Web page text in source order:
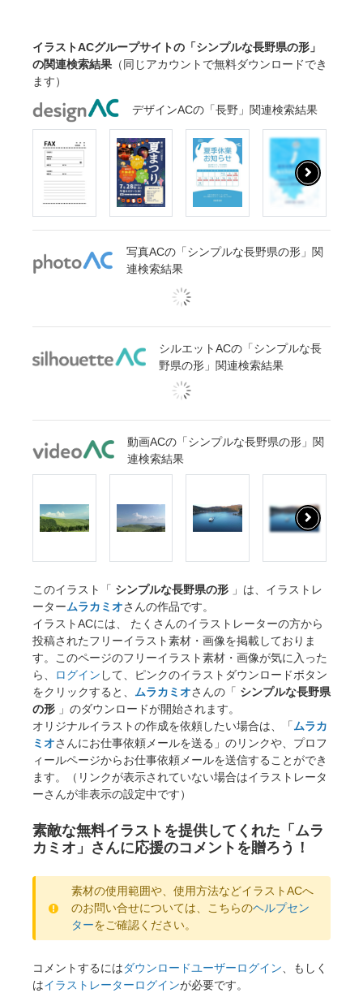
イラストACグループサイトの「シンプルな長野県の形」
の関連検索結果 （同じアカウントで無料ダウンロードでき
ます）
デザインACの「長野」関連検索結果
写真ACの「シンプルな長野県の形」関
連検索結果
シルエットACの「シンプルな長
野県の形」関連検索結果
動画ACの「シンプルな長野県の形」関
連検索結果
このイラスト「 シンプルな長野県の形 」は、イラストレ
ータームラカミオさんの作品です。
イラストACには、 たくさんのイラストレーターの方から
投稿されたフリーイラスト素材・画像を掲載しておりま
す。このページのフリーイラスト素材・画像が気に入った
ら、
ログイン して、ピンクのイラストダウンロードボタン
をクリックすると、 ムラカミオさんの「 シンプルな長野県
の形 」のダウンロードが開始されます。
オリジナルイラストの作成を依頼したい場合は、「ムラカ
ミオさんにお仕事依頼メールを送る」のリンクや、プロフ
ィールページからお仕事依頼メールを送信することができ
ます。（リンクが表示されていない場合はイラストレータ
ーさんが非表示の設定中です）
素敵な無料イラストを提供してくれた「ムラ
カミオ」さんに応援のコメントを贈ろう！
素材の使用範囲や、使用方法などイラストACへ
のお問い合せについては、こちらのヘルプセン
ターをご確認ください。
コメントするにはダウンロードユーザーログイン、もしく
はイラストレーターログインが必要です。